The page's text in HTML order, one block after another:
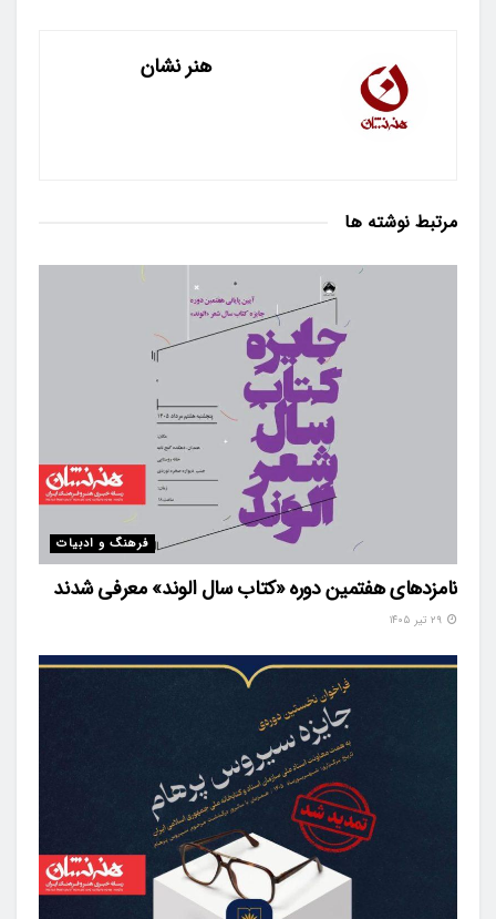
هنر نشان
مرتبط نوشته ها
فرهنگ و ادبیات
نامزدهای هفتمین دوره «کتاب سال الوند» معرفی شدند